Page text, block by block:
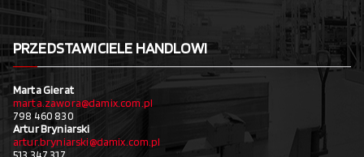
PRZEDSTAWICIELE HANDLOWI
Marta Gierat
marta.zawora@damix.com.pl
798 460 830
Artur Bryniarski
artur.bryniarski@damix.com.pl
513 347 317